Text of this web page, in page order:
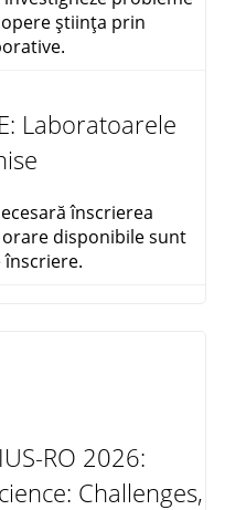
știința prin
Laboratoarele
înscrierea
disponibile sunt
RO 2026:
Challenges,